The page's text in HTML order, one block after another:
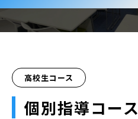
高校生コース
個別指導コース